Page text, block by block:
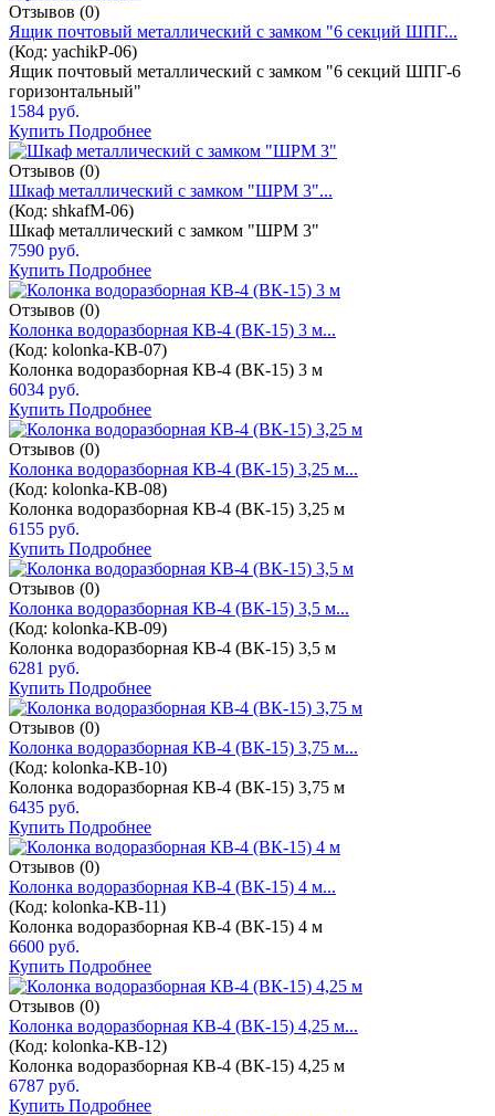
Отзывов (0)
Ящик почтовый металлический с замком "6 секций ШПГ...
(Код: yachikP-06)
Ящик почтовый металлический с замком "6 секций ШПГ-6
горизонтальный"
1584 руб.
Купить Подробнее
Отзывов (0)
Шкаф металлический с замком "ШРМ 3"...
(Код: shkafM-06)
Шкаф металлический с замком "ШРМ 3"
7590 руб.
Купить Подробнее
Отзывов (0)
Колонка водоразборная КВ-4 (ВК-15) 3 м...
(Код: kolonka-КВ-07)
Колонка водоразборная КВ-4 (ВК-15) 3 м
6034 руб.
Купить Подробнее
Отзывов (0)
Колонка водоразборная КВ-4 (ВК-15) 3,25 м...
(Код: kolonka-КВ-08)
Колонка водоразборная КВ-4 (ВК-15) 3,25 м
6155 руб.
Купить Подробнее
Отзывов (0)
Колонка водоразборная КВ-4 (ВК-15) 3,5 м...
(Код: kolonka-КВ-09)
Колонка водоразборная КВ-4 (ВК-15) 3,5 м
6281 руб.
Купить Подробнее
Отзывов (0)
Колонка водоразборная КВ-4 (ВК-15) 3,75 м...
(Код: kolonka-КВ-10)
Колонка водоразборная КВ-4 (ВК-15) 3,75 м
6435 руб.
Купить Подробнее
Отзывов (0)
Колонка водоразборная КВ-4 (ВК-15) 4 м...
(Код: kolonka-КВ-11)
Колонка водоразборная КВ-4 (ВК-15) 4 м
6600 руб.
Купить Подробнее
Отзывов (0)
Колонка водоразборная КВ-4 (ВК-15) 4,25 м...
(Код: kolonka-КВ-12)
Колонка водоразборная КВ-4 (ВК-15) 4,25 м
6787 руб.
Купить Подробнее